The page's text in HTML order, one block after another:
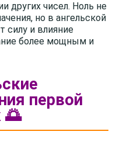
других чисел. Ноль не
но в ангельской
силу и влияние
более мощным и
первой
🌅